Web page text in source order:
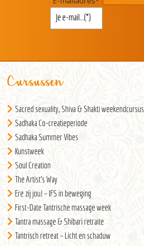
Cursussen
Sacred sexuality, Shiva & Shakti weekendcursus
Sadhaka Co-creatieperiode
Sadhaka Summer Vibes
Kunstweek
Soul Creation
The Artist’s Way
Ere zij jou! – IFS in beweging
First-Date Tantrische massage week
Tantra massage & Shibari retraite
Tantrisch retreat – Licht en schaduw